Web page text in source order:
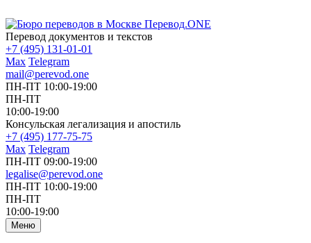
Перевод документов и текстов
+7 (495) 131-01-01
Max Telegram
mail@perevod.one
ПН-ПТ 10:00-19:00
ПН-ПТ
10:00-19:00
Консульская легализация и апостиль
+7 (495) 177-75-75
Max Telegram
ПН-ПТ 09:00-19:00
legalise@perevod.one
ПН-ПТ 10:00-19:00
ПН-ПТ
10:00-19:00
Меню